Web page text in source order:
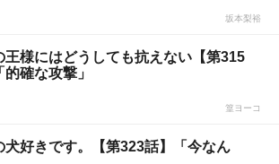
坂本梨裕
王様にはどうしても抗えない【第315
確な攻撃」
篁ヨーコ
犬好きです。【第323話】「今なん